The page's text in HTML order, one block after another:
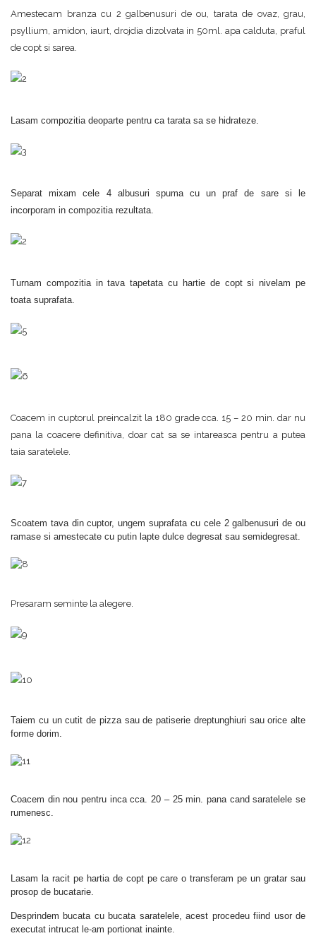
Amestecam branza cu 2 galbenusuri de ou, tarata de ovaz, grau,
psyllium, amidon, iaurt, drojdia dizolvata in 50ml. apa calduta, praful
de copt si sarea.
Lasam compozitia deoparte pentru ca tarata sa se hidrateze.
Separat mixam cele 4 albusuri spuma cu un praf de sare si le
incorporam in compozitia rezultata.
Turnam compozitia in tava tapetata cu hartie de copt si nivelam pe
toata suprafata.
Coacem in cuptorul preincalzit la 180 grade cca. 15 – 20 min. dar nu
pana la coacere definitiva, doar cat sa se intareasca pentru a putea
taia saratelele.
Scoatem tava din cuptor, ungem suprafata cu cele 2 galbenusuri de ou
ramase si amestecate cu putin lapte dulce degresat sau semidegresat.
Presaram seminte la alegere.
Taiem cu un cutit de pizza sau de patiserie dreptunghiuri sau orice alte
forme dorim.
Coacem din nou pentru inca cca. 20 – 25 min. pana cand saratelele se
rumenesc.
Lasam la racit pe hartia de copt pe care o transferam pe un gratar sau
prosop de bucatarie.
Desprindem bucata cu bucata saratelele, acest procedeu fiind usor de
executat intrucat le-am portionat inainte.